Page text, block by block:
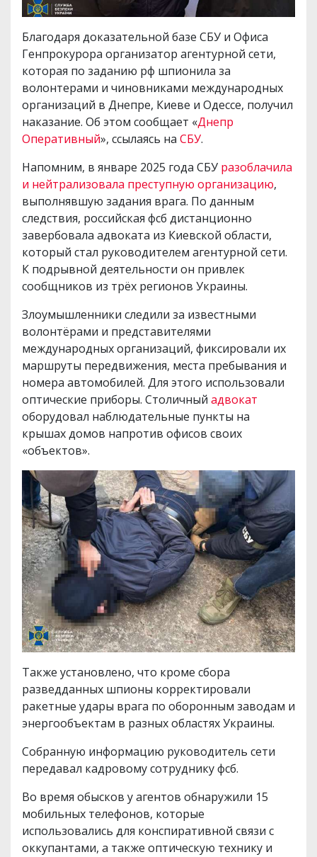
Благодаря доказательной базе СБУ и Офиса
Генпрокурора организатор агентурной сети,
которая по заданию рф шпионила за
волонтерами и чиновниками международных
организаций в Днепре, Киеве и Одессе, получил
наказание. Об этом сообщает «Днепр
Оперативный», ссылаясь на СБУ.
Напомним, в январе 2025 года СБУ разоблачила
и нейтрализовала преступную организацию,
выполнявшую задания врага. По данным
следствия, российская фсб дистанционно
завербовала адвоката из Киевской области,
который стал руководителем агентурной сети.
К подрывной деятельности он привлек
сообщников из трёх регионов Украины.
Злоумышленники следили за известными
волонтёрами и представителями
международных организаций, фиксировали их
маршруты передвижения, места пребывания и
номера автомобилей. Для этого использовали
оптические приборы. Столичный адвокат
оборудовал наблюдательные пункты на
крышах домов напротив офисов своих
«объектов».
Также установлено, что кроме сбора
разведданных шпионы корректировали
ракетные удары врага по оборонным заводам и
энергообъектам в разных областях Украины.
Собранную информацию руководитель сети
передавал кадровому сотруднику фсб.
Во время обысков у агентов обнаружили 15
мобильных телефонов, которые
использовались для конспиративной связи с
оккупантами, а также оптическую технику и